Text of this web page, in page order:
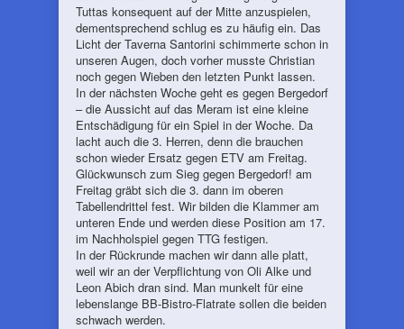
Tuttas konsequent auf der Mitte anzuspielen,
dementsprechend schlug es zu häufig ein. Das
Licht der Taverna Santorini schimmerte schon in
unseren Augen, doch vorher musste Christian
noch gegen Wieben den letzten Punkt lassen.
In der nächsten Woche geht es gegen Bergedorf
– die Aussicht auf das Meram ist eine kleine
Entschädigung für ein Spiel in der Woche. Da
lacht auch die 3. Herren, denn die brauchen
schon wieder Ersatz gegen ETV am Freitag.
Glückwunsch zum Sieg gegen Bergedorf! am
Freitag gräbt sich die 3. dann im oberen
Tabellendrittel fest. Wir bilden die Klammer am
unteren Ende und werden diese Position am 17.
im Nachholspiel gegen TTG festigen.
In der Rückrunde machen wir dann alle platt,
weil wir an der Verpflichtung von Oli Alke und
Leon Abich dran sind. Man munkelt für eine
lebenslange BB-Bistro-Flatrate sollen die beiden
schwach werden.